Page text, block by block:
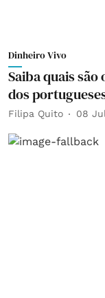
Dinheiro Vivo
Saiba quais
dos
Filipa Quito 08